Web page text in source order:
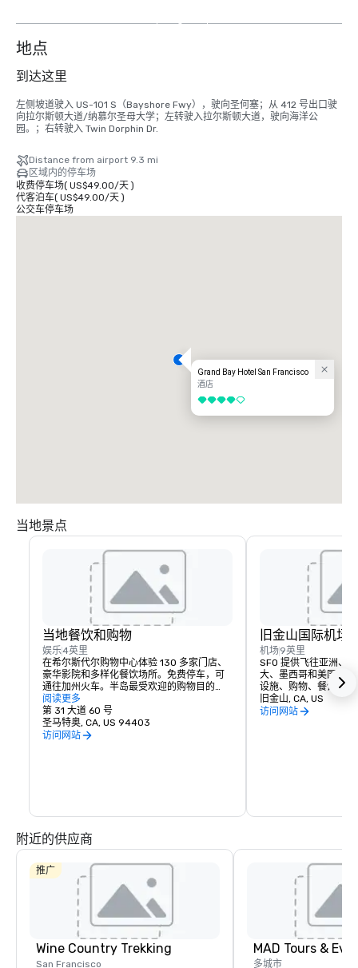
6
地点
到达这里
左侧坡道驶入 US-101 S（Bayshore Fwy），驶向圣何塞；从 412 号出口驶
向拉尔斯顿大道/纳慕尔圣母大学；左转驶入拉尔斯顿大道，驶向海洋公
园。；右转驶入 Twin Dorphin Dr.
Distance from airport 9.3 mi
区域内的停车场
收费停车场( US$49.00/天)
代客泊车( US$49.00/天)
公交车停车场
Grand Bay Hotel San Francisco
酒店
4/5
当地景点
当地餐饮和购物
娱乐4英里
在希尔斯代尔购物中心体验 130 多家门店、
豪华影院和多样化餐饮场所。免费停车，可
通往加州火车。半岛最受欢迎的购物目的
地。
阅读更多
第 31 大道 60 号
圣马特奥, CA, US 94403
访问网站
旧金山国际机场
机场9英里
SFO 提供飞往亚洲、
大、墨西哥和美国的
设施、购物、餐饮等！
旧金山, CA, US
访问网站
附近的供应商
推广
Wine Country Trekking
San Francisco
MAD Tours &
多城市